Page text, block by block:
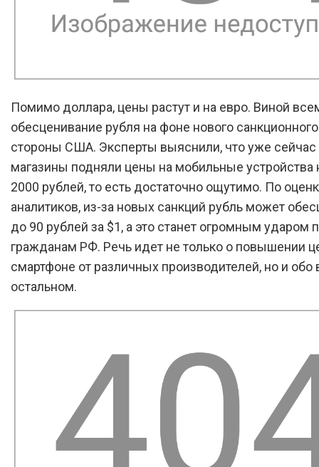
Помимо доллара, цены растут и на евро. Виной
обесценивание рубля на фоне нового
стороны США. Эксперты выяснили, что уже сейчас
магазины подняли цены на мобильные устройства
2000 рублей, то есть достаточно ощутимо. По
аналитиков, из-за новых санкций рубль может
до 90 рублей за $1, а это станет огромным ударом
гражданам РФ. Речь идет не только о повышении
смартфоне от различных производителей, но и обо
остальном.